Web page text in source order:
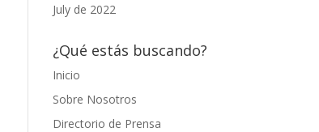
July de 2022
¿Qué estás buscando?
Inicio
Sobre Nosotros
Directorio de Prensa